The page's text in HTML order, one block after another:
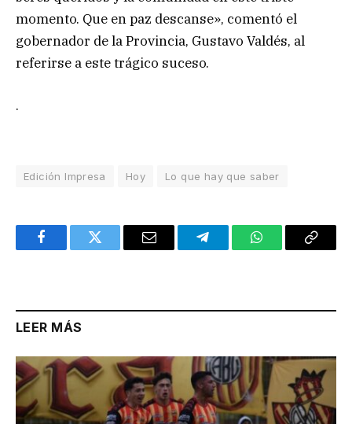
momento. Que en paz descanse», comentó el
gobernador de la Provincia, Gustavo Valdés, al
referirse a este trágico suceso.
.
Edición Impresa Hoy Lo que hay que saber
FacebookTwitter Email TelegramWhatsAppCopy
LEER MÁS